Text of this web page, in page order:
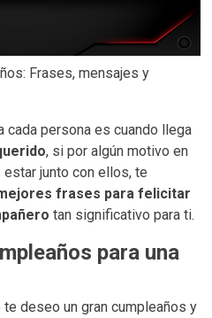
Frases, mensajes y
cada persona es cuando llega
, si por algún motivo en
junto con ellos, te
frases para felicitar
tan significativo para ti.
para una
deseo un gran cumpleaños y